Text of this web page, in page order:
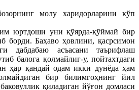
молу харидорларини кўп
юртдоши уни қўярда-қўймай бир
борди. Баҳаво ҳовлини, қасрсимон
дабдабаю асъасани таърифлаш
балога қолмайлиг-у, пойтахтдаги
ҳар қандай одам икки дунёда ҳам
бир билимгоҳнинг йил
қиладиган йўғон домласи